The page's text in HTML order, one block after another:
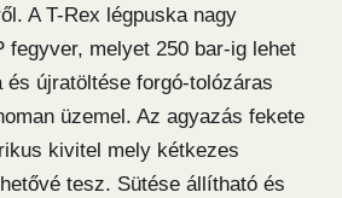
A T-Rex légpuska nagy
fegyver, melyet 250 bar-ig lehet
újratöltése forgó-tolózáras
üzemel. Az agyazás fekete
kivitel mely kétkezes
tesz. Sütése állítható és